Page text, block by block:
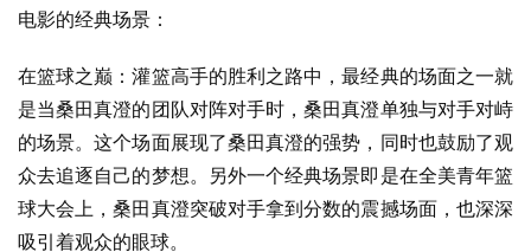
电影的经典场景：
在篮球之巅：灌篮高手的胜利之路中，最经典的场面之一就
是当桑田真澄的团队对阵对手时，桑田真澄单独与对手对峙
的场景。这个场面展现了桑田真澄的强势，同时也鼓励了观
众去追逐自己的梦想。另外一个经典场景即是在全美青年篮
球大会上，桑田真澄突破对手拿到分数的震撼场面，也深深
吸引着观众的眼球。